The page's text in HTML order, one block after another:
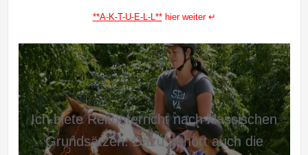
**A-K-T-U-E-L-L**hier weiter ↵
Ich biete Reitunterricht nach klassischen
Grundsätzen. Dazu gehört auch die